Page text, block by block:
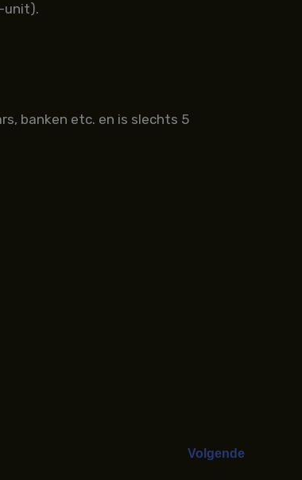
unit).
banken etc. en is slechts 5
Volgende